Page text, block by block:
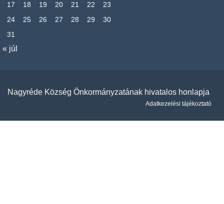
17
18 19 20 21 22
23
24
25 26 27 28 29
30
31
« júl
Nagyréde Község Önkormányzatának hivatalos honlapja
Adatkezelési tájékoztató